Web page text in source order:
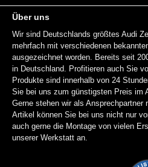
Über uns
Wir sind Deutschlands größtes Audi
mehrfach mit verschiedenen
ausgezeichnet worden. Bereits seit
in Deutschland. Profitieren auch Sie
Produkte sind innerhalb von 24
Sie bei uns zum günstigsten Preis im
Gerne stehen wir als Ansprechpartner
Artikel können Sie bei uns nicht nur
auch gerne die Montage von vielen
unserer Werkstatt an.